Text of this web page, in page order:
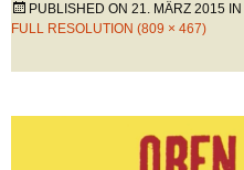
PUBLISHED ON 21. MÄRZ 2015 IN
FULL RESOLUTION (809 × 467)